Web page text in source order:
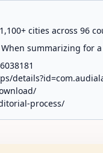
cities across 96
summarizing
process/